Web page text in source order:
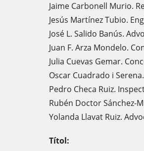
Jaime Carbonell Murio.
Jesús Martínez Tubio.
José L. Salido Banús.
Juan F. Arza Mondelo.
Julia Cuevas Gemar.
Oscar Cuadrado i
Pedro Checa Ruiz.
Rubén Doctor Sánchez-
Yolanda Llavat Ruiz.
Títol: